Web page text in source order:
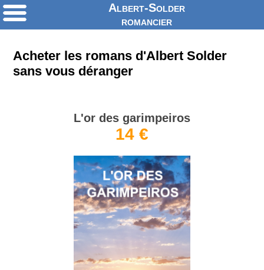
Albert-Solder
romancier
Acheter les romans d'Albert Solder
sans vous déranger
L'or des garimpeiros
14 €